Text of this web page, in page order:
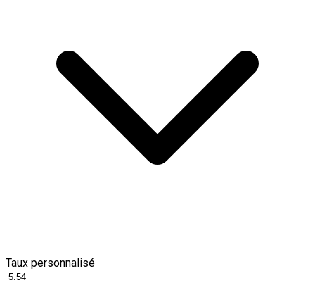
Taux personnalisé